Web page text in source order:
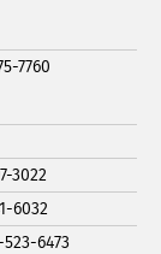
7760
3022
6032
6473